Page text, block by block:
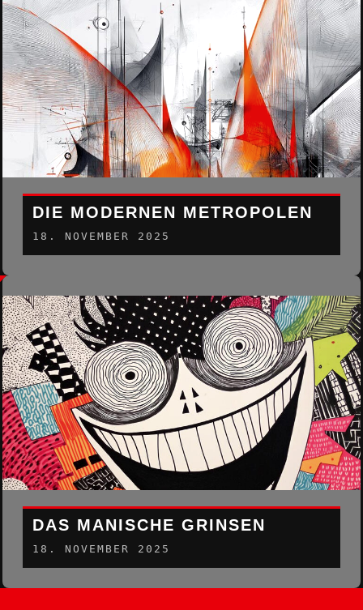
DIE MODERNEN METROPOLEN
18. NOVEMBER 2025
DAS MANISCHE GRINSEN
18. NOVEMBER 2025